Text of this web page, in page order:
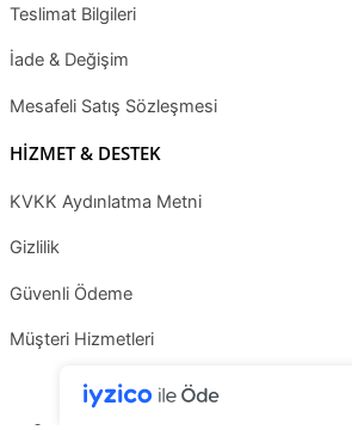
Teslimat Bilgileri
İade & Değişim
Mesafeli Satış Sözleşmesi
HİZMET & DESTEK
KVKK Aydınlatma Metni
Gizlilik
Güvenli Ödeme
Müşteri Hizmetleri